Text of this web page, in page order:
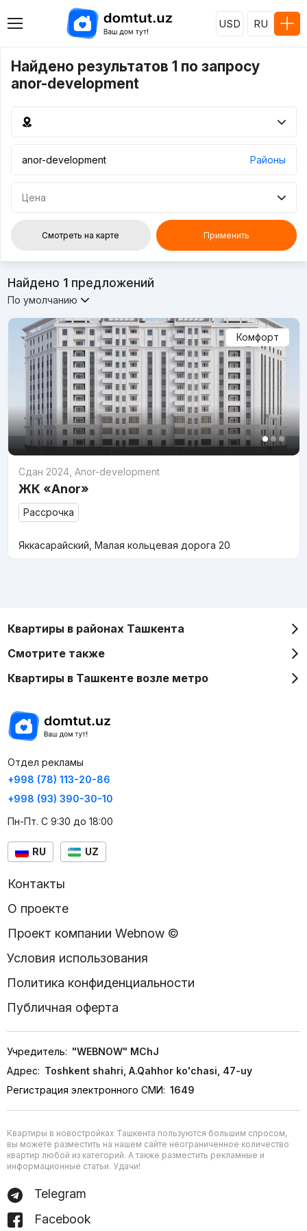
USD RU
Найдено результатов 1 по запросу
anor-development
Районы
Цена
Смотреть на карте Применить
Найдено 1предложений
По умолчанию
Комфорт
Сдан 2024, Anor-development
ЖК «Anor»
Рассрочка
Яккасарайский, Малая кольцевая дорога 20
Квартиры в районах Ташкента
Смотрите также
Квартиры в Ташкенте возле метро
Отдел рекламы
+998 (78) 113-20-86
+998 (93) 390-30-10
Пн-Пт. С 9:30 до 18:00
RU UZ
Контакты
О проекте
Проект компании Webnow ©
Условия использования
Политика конфиденциальности
Публичная оферта
Учредитель: "WEBNOW" MChJ
Адрес: Toshkent shahri, A.Qahhor ko'chasi, 47-uy
Регистрация электронного СМИ: 1649
Квартиры в новостройках Ташкента пользуются большим спросом,
вы можете разместить на нашем сайте неограниченное количество
квартир любой из категорий. А также разместить рекламные и
информационные статьи. Удачи!
Telegram
Facebook